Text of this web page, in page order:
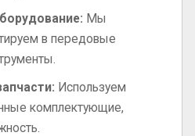
Мы
в передовые
Используем
комплектующие,